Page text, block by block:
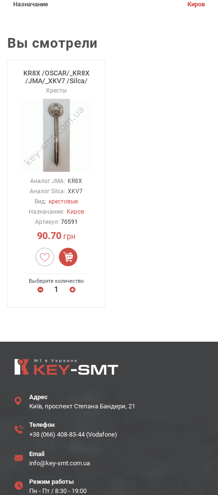
Назначание Киров
Вы смотрели
KR8X /OSCAR/_KR8X
/JMA/_XKV7 /Silca/
Кресты
Аналог JMA: KR8X
Аналог Silca: XKV7
Вид: крестовые
Назначание: Киров
Артикул: 70591
90.70 грн
Выберите количество
Адрес
Київ, проспект Степана Бандери, 21
Телефон
+38 (066) 408-83-44 (Vodafone)
Email
info@key-smt.com.ua
Режим работы
Пн - Пт / 8:30 - 19:00